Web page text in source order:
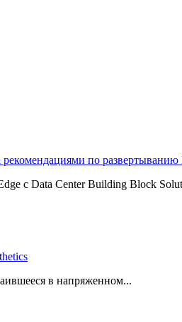
рекомендациями по
с Data Center Building Block
в напряженном...